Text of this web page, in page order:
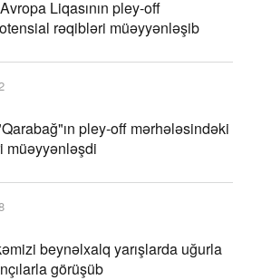
Liqasının pley-off
rəqibləri müəyyənləşib
pley-off mərhələsindəki
müəyyənləşdi
beynəlxalq yarışlarda uğurla
görüşüb